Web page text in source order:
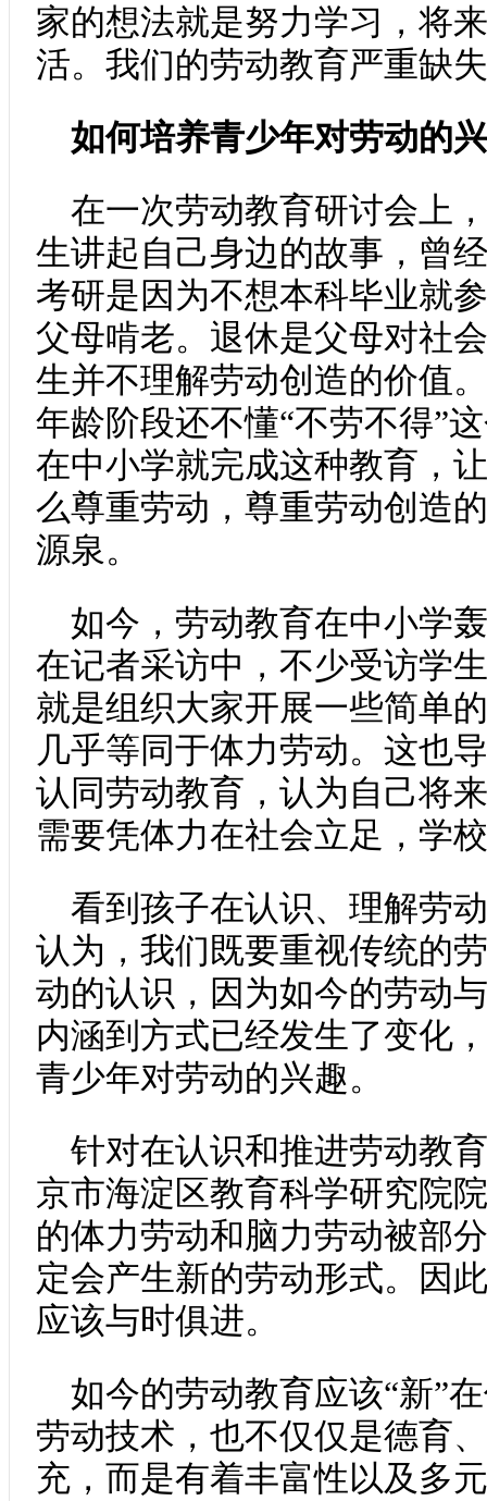
家的想法就是努力学习，将
活。我们的劳动教育严重缺
如何培养青少年对劳动的
在一次劳动教育研讨会上
生讲起自己身边的故事，曾
考研是因为不想本科毕业就
父母啃老。退休是父母对社
生并不理解劳动创造的价值
年龄阶段还不懂“不劳不得”
在中小学就完成这种教育，
么尊重劳动，尊重劳动创造
源泉。
如今，劳动教育在中小学
在记者采访中，不少受访学
就是组织大家开展一些简单
几乎等同于体力劳动。这也
认同劳动教育，认为自己将
需要凭体力在社会立足，学
看到孩子在认识、理解劳
认为，我们既要重视传统的
动的认识，因为如今的劳动
内涵到方式已经发生了变化
青少年对劳动的兴趣。
针对在认识和推进劳动教
京市海淀区教育科学研究院
的体力劳动和脑力劳动被部
定会产生新的劳动形式。因
应该与时俱进。
如今的劳动教育应该“新”
劳动技术，也不仅仅是德育
充，而是有着丰富性以及多